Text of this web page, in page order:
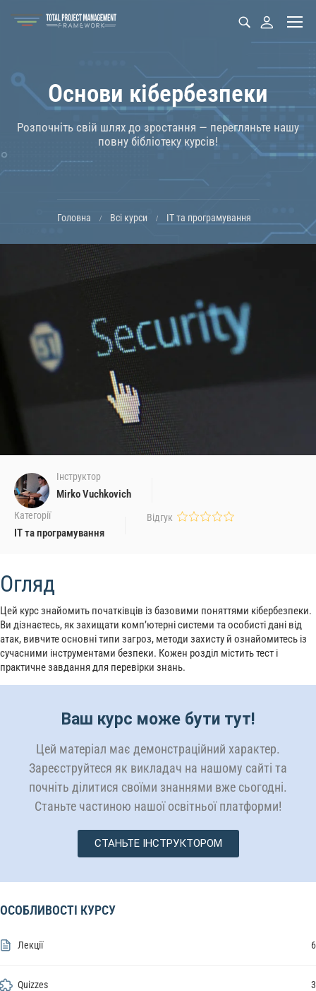
Основи кібербезпеки
Розпочніть свій шлях до зростання — перегляньте нашу
повну бібліотеку курсів!
Головна Всі курси ІТ та програмування
Інструктор
Mirko Vuchkovich
Категорії
ІТ та програмування
Відгук
Огляд
Цей курс знайомить початківців із базовими поняттями кібербезпеки.
Ви дізнаєтесь, як захищати комп’ютерні системи та особисті дані від
атак, вивчите основні типи загроз, методи захисту й ознайомитесь із
сучасними інструментами безпеки. Кожен розділ містить тест і
практичне завдання для перевірки знань.
Ваш курс може бути тут!
Цей матеріал має демонстраційний характер.
Зареєструйтеся як викладач на нашому сайті та
почніть ділитися своїми знаннями вже сьогодні.
Станьте частиною нашої освітньої платформи!
СТАНЬТЕ ІНСТРУКТОРОМ
ОСОБЛИВОСТІ КУРСУ
Лекції 6
Quizzes 3